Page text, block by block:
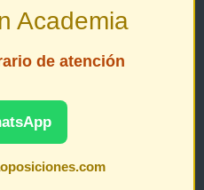
Academia
de atención